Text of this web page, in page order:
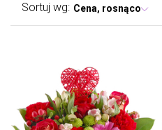
Sortuj wg: Cena, rosnąco